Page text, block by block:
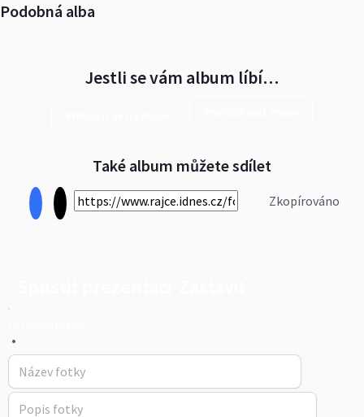
Podobná alba
Jestli se vám album líbí…
Také album můžete sdílet
Zkopírováno
•